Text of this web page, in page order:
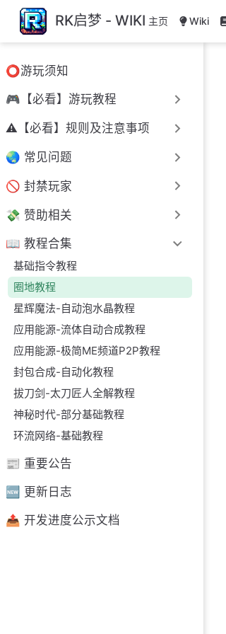
跳至主要內容RK启梦 - WIKI 主页 Wiki
⭕游玩须知
🎮【必看】游玩教程
⚠️【必看】规则及注意事项
🌏 常见问题
🚫 封禁玩家
💸 赞助相关
📖 教程合集
基础指令教程
圈地教程
星辉魔法-自动泡水晶教程
应用能源-流体自动合成教程
应用能源-极简ME频道P2P教程
封包合成-自动化教程
拔刀剑-太刀匠人全解教程
神秘时代-部分基础教程
环流网络-基础教程
📰 重要公告
🆕 更新日志
📤︎ 开发进度公示文档